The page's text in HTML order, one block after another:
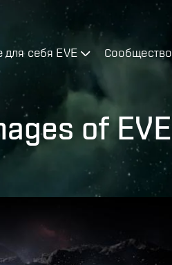
для себя EVE Сообщество
of EVE